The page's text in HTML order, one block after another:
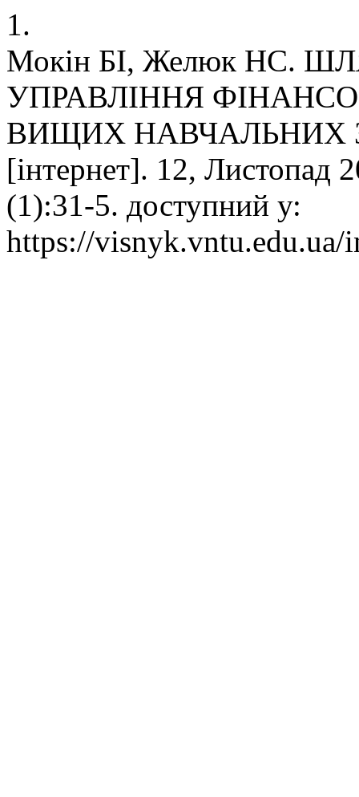
1.
Мокін БІ, Желюк НС.
УПРАВЛІННЯ
ВИЩИХ НАВЧАЛЬНИХ
[інтернет]. 12, Листопад
(1):31-5. доступний у:
https://